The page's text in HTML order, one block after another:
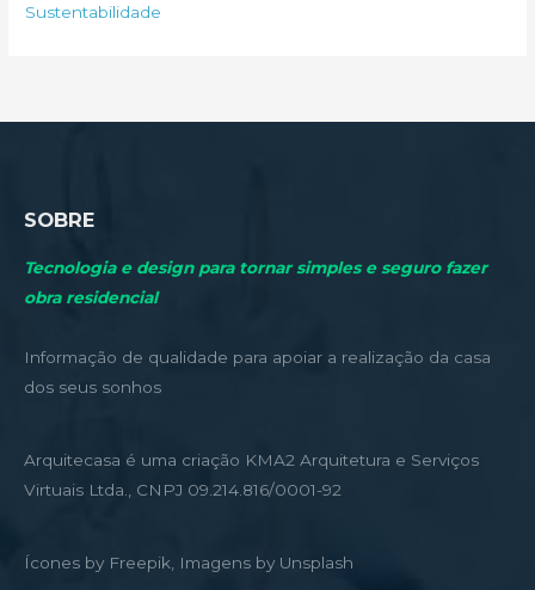
rSustentabilidade
SOBRE
Tecnologia e design para tornar simples e seguro fazer
obra residencial
Informação de qualidade para apoiar a realização da casa
dos seus sonhos
Arquitecasa é uma criação KMA2 Arquitetura e Serviços
Virtuais Ltda., CNPJ 09.214.816/0001-92
Ícones by Freepik, Imagens by Unsplash